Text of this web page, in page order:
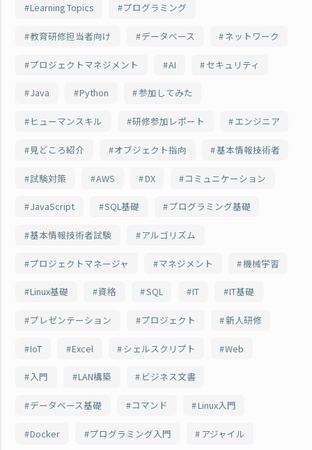
Learning Topics プログラミング
教育研修担当者向け データベース ネットワーク
プロジェクトマネジメント AI セキュリティ
Java Python 参加してみた
ヒューマンスキル 研修参加レポート エンジニア
見どころ紹介 オブジェクト指向 基本情報技術者
試験対策 AWS DX コミュニケーション
JavaScript SQL基礎 プログラミング基礎
基本情報技術者試験 アルゴリズム
プロジェクトマネージャ マネジメント 機械学習
Linux基礎 資格 SQL IT IT基礎
プレゼンテーション プロジェクト 新人研修
IoT Excel シェルスクリプト Web
入門 LAN構築 ビジネス文書
データベース基礎 コマンド Linux入門
Docker プログラミング入門 アジャイル